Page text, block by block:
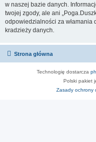
w naszej bazie danych.
twojej zgody, ale ani
odpowiedzialności za włamania
kradzieży danych.
Strona główna
Technologię dostarcza
Polski pakiet
Zasady ochrony